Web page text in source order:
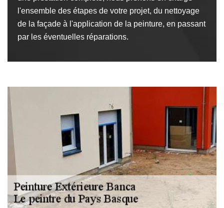
l'ensemble des étapes de votre projet, du nettoyage
de la façade à l'application de la peinture, en passant
par les éventuelles réparations.